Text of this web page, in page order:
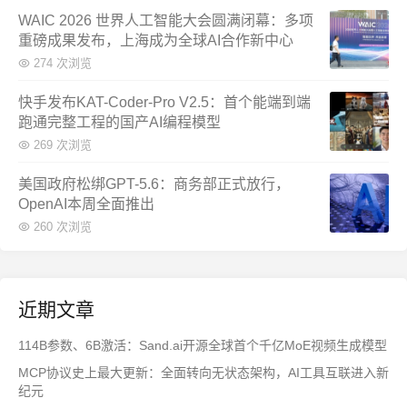
WAIC 2026 世界人工智能大会圆满闭幕：多项
重磅成果发布，上海成为全球AI合作新中心
274 次浏览
快手发布KAT-Coder-Pro V2.5：首个能端到端
跑通完整工程的国产AI编程模型
269 次浏览
美国政府松绑GPT-5.6：商务部正式放行，
OpenAI本周全面推出
260 次浏览
近期文章
114B参数、6B激活：Sand.ai开源全球首个千亿MoE视频生成模型
MCP协议史上最大更新：全面转向无状态架构，AI工具互联进入新
纪元